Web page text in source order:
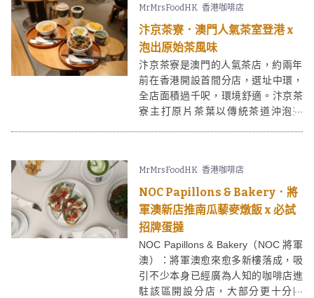
MrMrsFoodHK 香港咖啡店
汴京茶寮．澳門人氣茶室登港 x
泡出原始茶風味
汴京茶寮是澳門的人氣茶店，約兩年
前在香港開設首間分店，選址中環，
全店面積過千呎，環境舒適。汴京茶
寮主打原片茶葉以傳統茶道沖泡茶
MrMrsFoodHK 香港咖啡店
NOC Papillons & Bakery．將
軍澳新店推南瓜藜麥燉飯 x 必試
招牌蛋撻
NOC Papillons & Bakery（NOC 將軍
澳）：將軍澳愈來愈多新樓落成，吸
引不少本身已經廣為人知的咖啡店進
駐該區開設分店，大部分更十分闊